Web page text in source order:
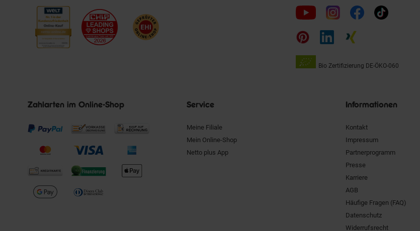
Folge
uns
auf
Bio Zertifizierung DE-ÖKO-060
Zahlarten im Online-Shop Service
Meine Filiale
Mein Online-Shop
Netto plus App
Informationen
Kontakt
Impressum
Partnerprogramm
Presse
Karriere
AGB
Häufige Fragen (FAQ)
Datenschutz
Widerrufsrecht